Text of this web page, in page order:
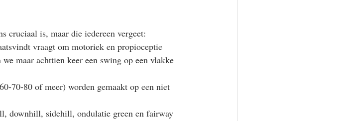
cruciaal is, maar die iedereen vergeet:
vraagt om motoriek en propioceptie
maar achttien keer een swing op een vlakke
70-80 of meer) worden gemaakt op een niet
downhill, sidehill, ondulatie green en fairway